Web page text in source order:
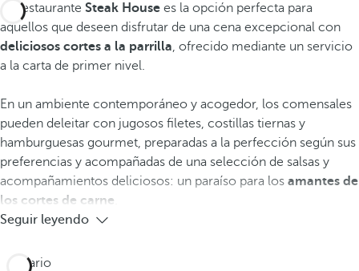
El Restaurante Steak House es la opción perfecta para
aquellos que deseen disfrutar de una cena excepcional con
deliciosos cortes a la parrilla, ofrecido mediante un servicio
a la carta de primer nivel.
En un ambiente contemporáneo y acogedor, los comensales
pueden deleitar con jugosos filetes, costillas tiernas y
hamburguesas gourmet, preparadas a la perfección según sus
preferencias y acompañadas de una selección de salsas y
acompañamientos deliciosos: un paraíso para los amantes de
los cortes de carne
Seguir leyendo
Horario